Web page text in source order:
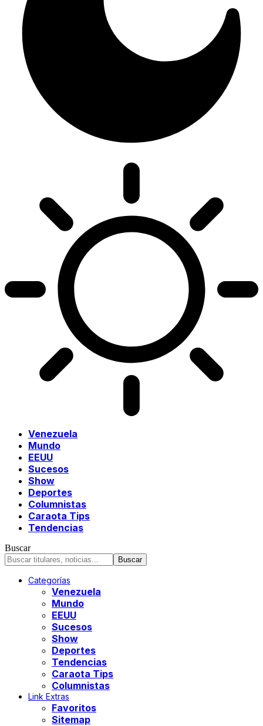
Venezuela
Mundo
EEUU
Sucesos
Show
Deportes
Columnistas
Caraota Tips
Tendencias
Buscar
Categorías
Venezuela
Mundo
EEUU
Sucesos
Show
Deportes
Tendencias
Caraota Tips
Columnistas
Link Extras
Favoritos
Sitemap